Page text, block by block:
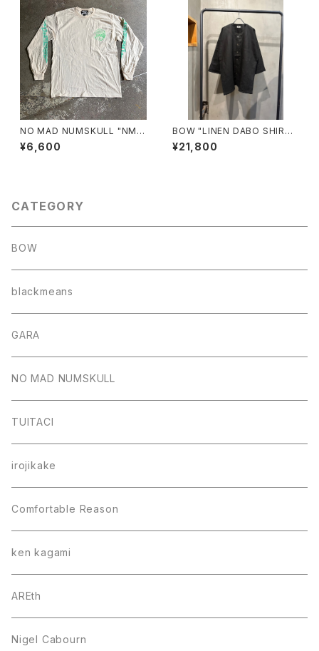
NO MAD NUMSKULL "NMN
MULTI PRINT L/T"(NATUR
AL.L)
¥6,600
BOW "LINEN DABO SHIRT"
(BLACK)
¥21,800
CATEGORY
BOW
blackmeans
GARA
NO MAD NUMSKULL
TUITACI
irojikake
Comfortable Reason
ken kagami
AREth
Nigel Cabourn